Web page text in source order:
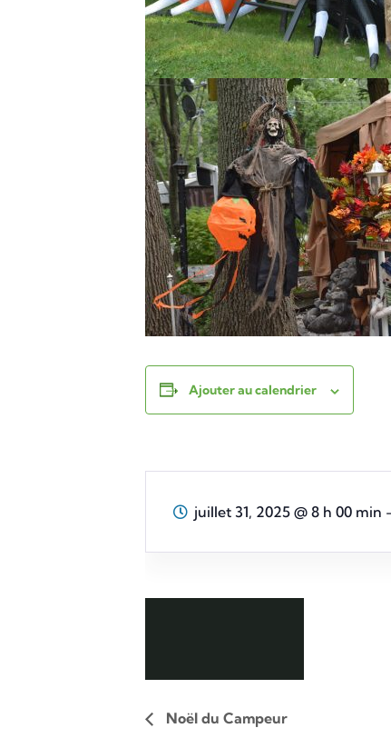
Ajouter au calendrier
juillet 31, 2025 @ 8 h 00 min
Noël du Campeur